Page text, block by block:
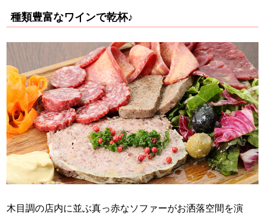
種類豊富なワインで乾杯♪
木目調の店内に並ぶ真っ赤なソファーがお洒落空間を演